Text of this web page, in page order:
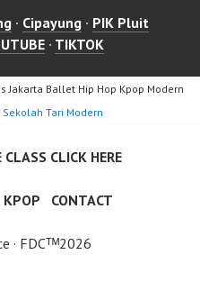
· Cipayung · PIK Pluit
· TIKTOK
Jakarta Ballet Hip Hop Kpop Modern
Sekolah Tari Modern
CLICK HERE
KPOP CONTACT
· FDCᵀᴹ2026